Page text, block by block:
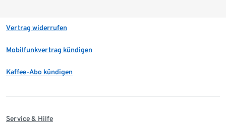
Vertrag widerrufen
Mobilfunkvertrag kündigen
Kaffee-Abo kündigen
Service & Hilfe